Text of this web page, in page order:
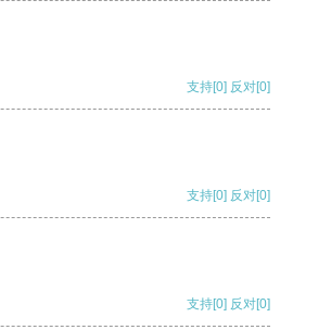
支持[0] 反对[0]
支持[0] 反对[0]
支持[0] 反对[0]